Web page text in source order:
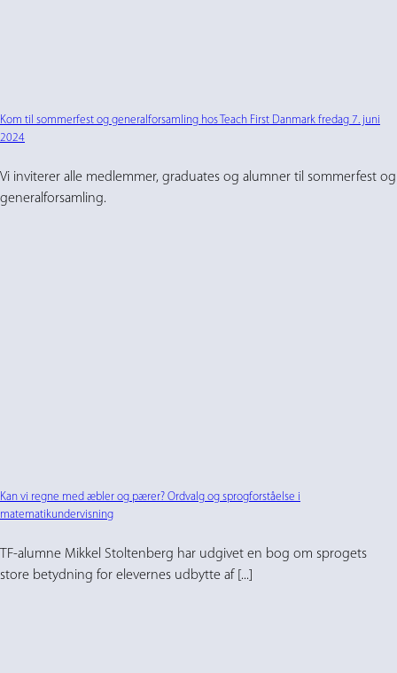
Kom til sommerfest og generalforsamling hos Teach First Danmark fredag 7. juni
2024
Vi inviterer alle medlemmer, graduates og alumner til sommerfest og
generalforsamling.
Kan vi regne med æbler og pærer? Ordvalg og sprogforståelse i
matematikundervisning
TF-alumne Mikkel Stoltenberg har udgivet en bog om sprogets
store betydning for elevernes udbytte af [...]